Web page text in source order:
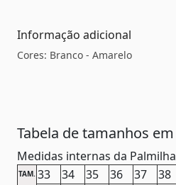
Informação adicional
Cores: Branco - Amarelo
Tabela de tamanhos em
Medidas internas da Palmilha
TAM. 33 34 35 36 37 38